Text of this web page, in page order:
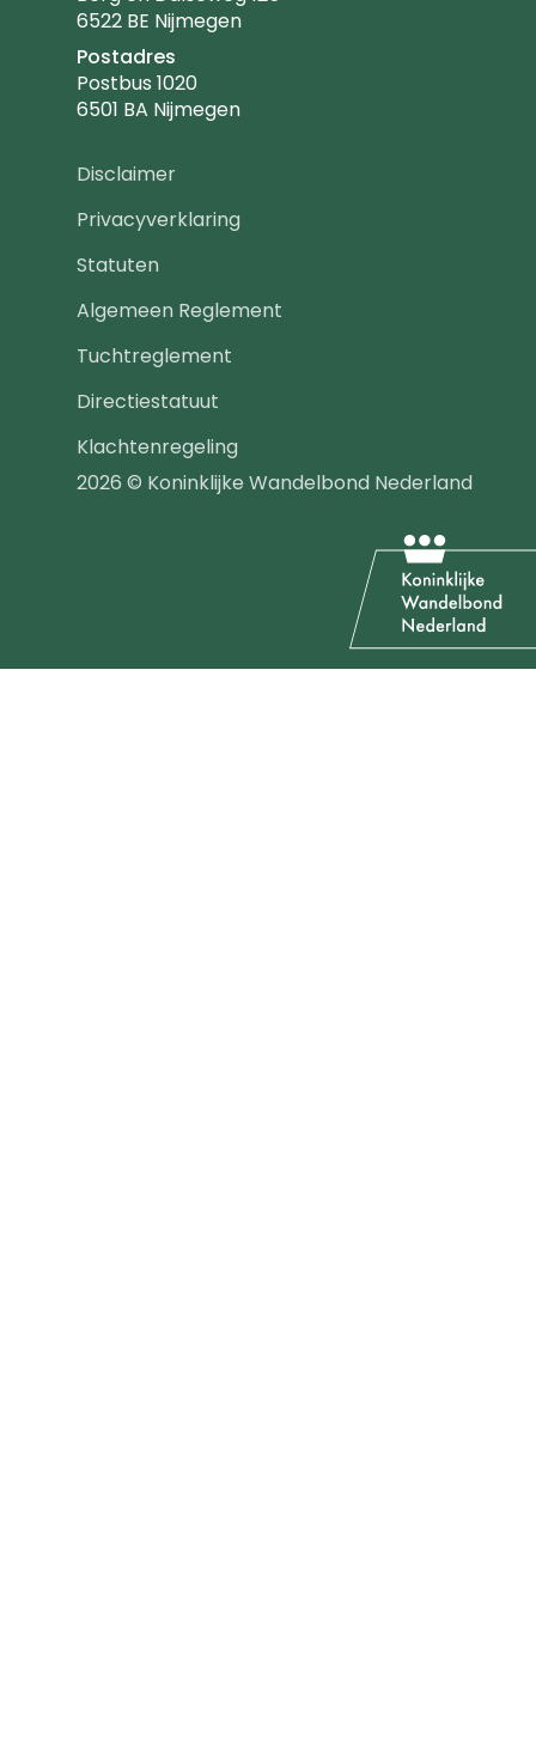
6522 BE Nijmegen
Postadres
Postbus 1020
6501 BA Nijmegen
2026 © Koninklijke Wandelbond Nederland
Footer
navigatie
Disclaimer
Privacyverklaring
Statuten
Algemeen Reglement
Tuchtreglement
Directiestatuut
Klachtenregeling